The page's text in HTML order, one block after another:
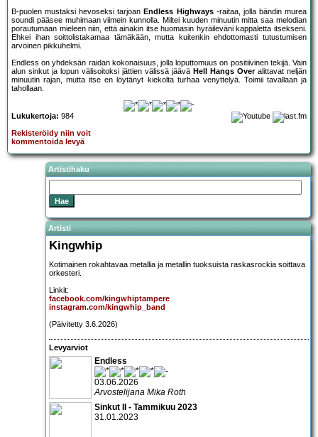
B-puolen mustaksi hevoseksi tarjoan Endless Highways-raitaa, jolla bändin murea
soundi pääsee muhimaan viimein kunnolla. Miltei kuuden minuutin mitta saa melodian
porautumaan mieleen niin, että ainakin itse huomasin hyräileväni kappaletta itsekseni.
Ehkei ihan soittolistakamaa tämäkään, mutta kuitenkin ehdottomasti tutustumisen
arvoinen pikkuhelmi.
Endless on yhdeksän raidan kokonaisuus, jolla loputtomuus on positiivinen tekijä. Vain
alun sinkut ja lopun välisoitoksi jättien välissä jäävä Hell Hangs Overalittavat neljän
minuutin rajan, mutta itse en löytänyt kiekolta turhaa venyttelyä. Toimii tavallaan ja
tahollaan.
Lukukertoja: 984
Rekisteröidy niin voit
kommentoida levyä
Artistihaku
Artisti
Kingwhip
Kotimainen rokahtavaa metallia ja metallin tuoksuista raskasrockia soittava
orkesteri.
Linkit:
facebook.com/kingwhiptampere
instagram.com/kingwhip_band
(Päivitetty 3.6.2026)
Levyarviot
Endless
03.06.2026
Arvostelijana Mika Roth
Sinkut II - Tammikuu 2023
31.01.2023